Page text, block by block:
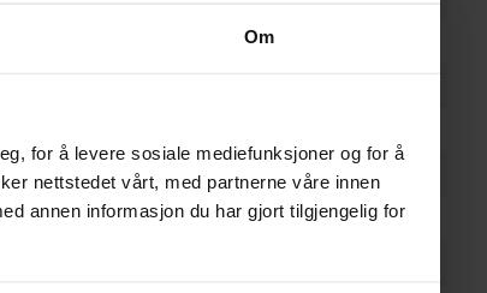
Om
for å levere sosiale mediefunksjoner og for å
nettstedet vårt, med partnerne våre innen
annen informasjon du har gjort tilgjengelig for